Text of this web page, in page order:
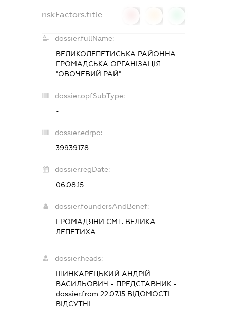
riskFactors.title
dossier.fullName:
ВЕЛИКОЛЕПЕТИСЬКА РАЙОННА
ГРОМАДСЬКА ОРГАНІЗАЦІЯ
"ОВОЧЕВИЙ РАЙ"
dossier.opfSubType:
-
dossier.edrpo:
39939178
dossier.regDate:
06.08.15
dossier.foundersAndBenef:
ГРОМАДЯНИ СМТ. ВЕЛИКА
ЛЕПЕТИХА
dossier.heads:
ШИНКАРЕЦЬКИЙ АНДРІЙ
ВАСИЛЬОВИЧ - ПРЕДСТАВНИК-
dossier.from 22.07.15ВІДОМОСТІ
ВІДСУТНІ